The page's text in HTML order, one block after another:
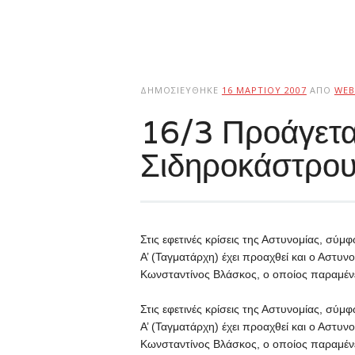
ΔΗΜΟΣΙΕΎΘΗΚΕ 16 ΜΑΡΤΊΟΥ 2007 ΑΠΌ
16/3
Στις εφετινές κρίσεις της Αστυνομίας,
Α’ (Ταγματάρχη) έχει προαχθεί και ο
Κωνσταντίνος Βλάσκος, ο οποίος
Στις εφετινές κρίσεις της Αστυνομίας,
Α’ (Ταγματάρχη) έχει προαχθεί και ο
Κωνσταντίνος Βλάσκος, ο οποίος